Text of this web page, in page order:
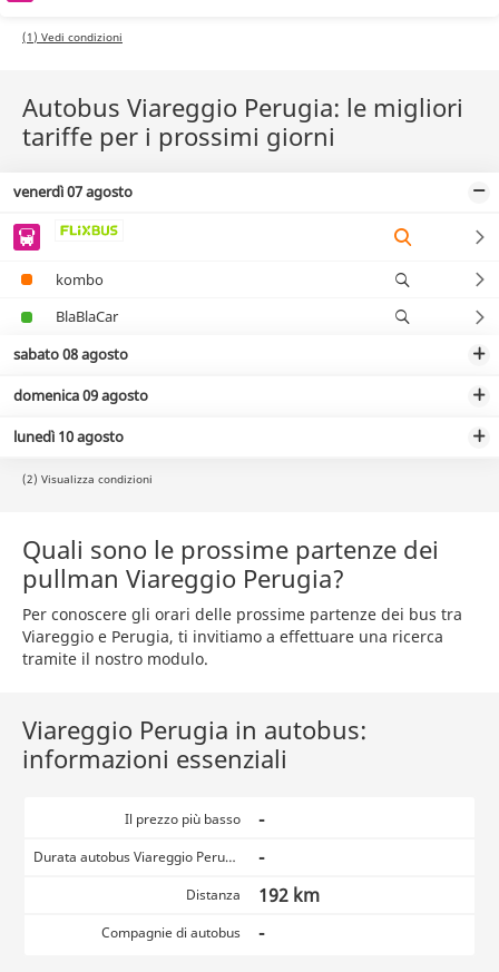
(1) Vedi condizioni
Autobus Viareggio Perugia: le migliori
tariffe per i prossimi giorni
venerdì 07 agosto
kombo
BlaBlaCar
sabato 08 agosto
domenica 09 agosto
lunedì 10 agosto
(2) Visualizza condizioni
Quali sono le prossime partenze dei
pullman Viareggio Perugia?
Per conoscere gli orari delle prossime partenze dei bus tra
Viareggio e Perugia, ti invitiamo a effettuare una ricerca
tramite il nostro modulo.
Viareggio Perugia in autobus:
informazioni essenziali
Il prezzo più basso -
Durata autobus Viareggio Perugia -
Distanza 192 km
Compagnie di autobus -